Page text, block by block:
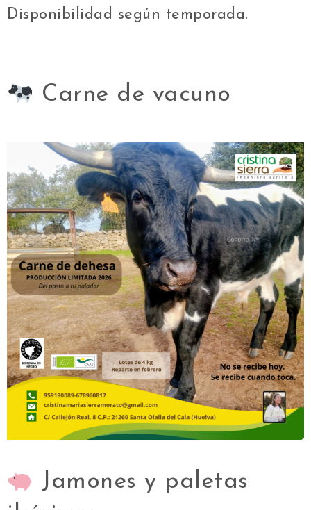
Disponibilidad según temporada.
Carne de vacuno
Jamones y paletas